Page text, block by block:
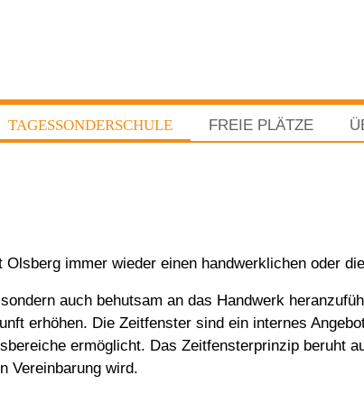
FREIE PLÄTZE
TAGESSONDERSCHULE
immer wieder einen handwerklichen oder
auch behutsam an das Handwerk
erhöhen. Die Zeitfenster sind ein internes
ermöglicht. Das Zeitfensterprinzip beruht
Vereinbarung wird.